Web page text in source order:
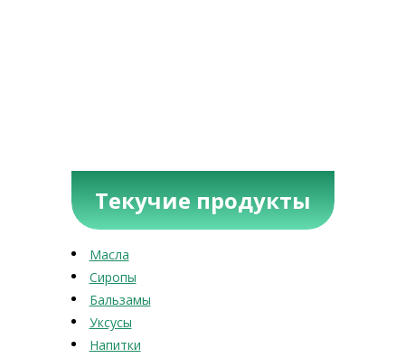
Текучие продукты
Масла
Сиропы
Бальзамы
Уксусы
Напитки